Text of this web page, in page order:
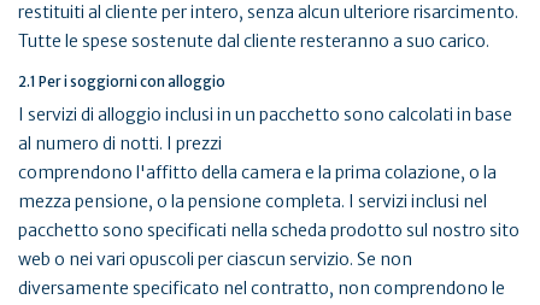
restituiti al cliente per intero, senza alcun ulteriore risarcimento.
Tutte le spese sostenute dal cliente resteranno a suo carico.
2.1 Per i soggiorni con alloggio
I servizi di alloggio inclusi in un pacchetto sono calcolati in base
al numero di notti. I prezzi
comprendono l'affitto della camera e la prima colazione, o la
mezza pensione, o la pensione completa. I servizi inclusi nel
pacchetto sono specificati nella scheda prodotto sul nostro sito
web o nei vari opuscoli per ciascun servizio. Se non
diversamente specificato nel contratto, non comprendono le